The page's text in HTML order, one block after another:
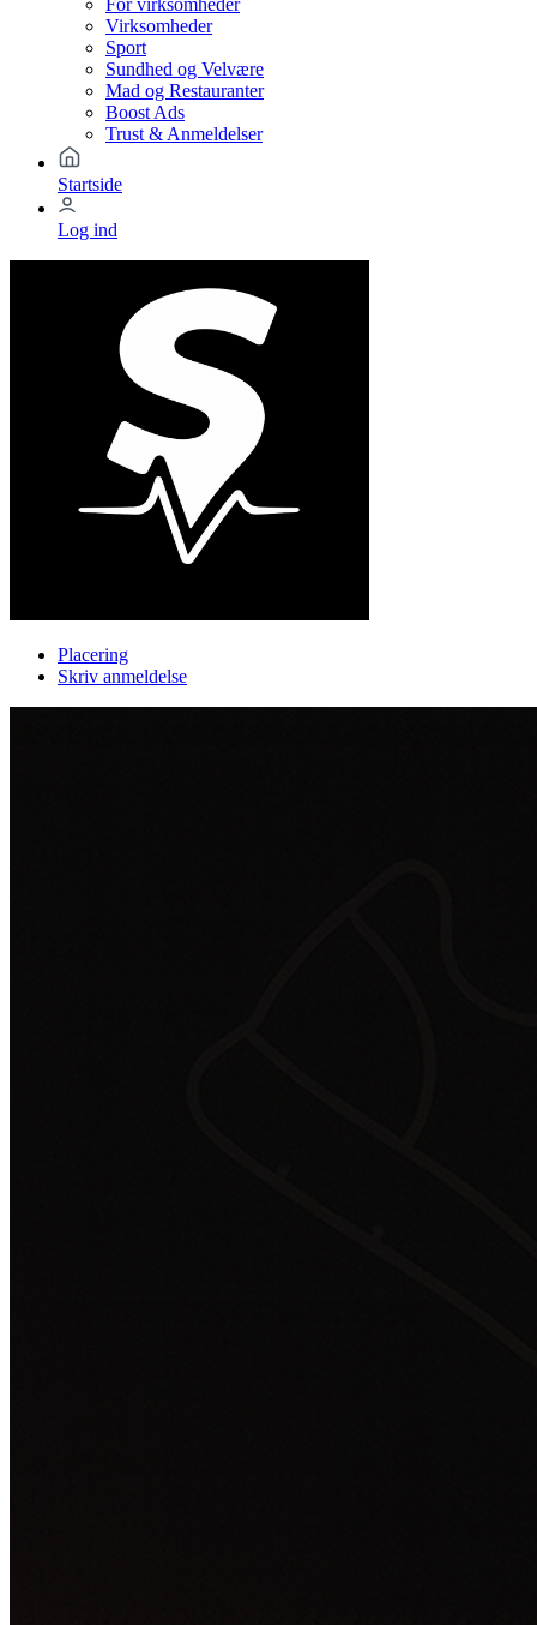
For virksomheder
Virksomheder
Sport
Sundhed og Velvære
Mad og Restauranter
Boost Ads
Trust & Anmeldelser
Startside
Log ind
Placering
Skriv anmeldelse